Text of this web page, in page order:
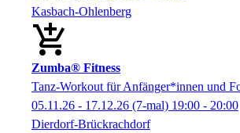
Kasbach-Ohlenberg
Zumba® Fitness
Tanz-Workout für Anfänger*innen und
05.11.26 - 17.12.26 (7-mal) 19:00 - 20:00
Dierdorf-Brückrachdorf